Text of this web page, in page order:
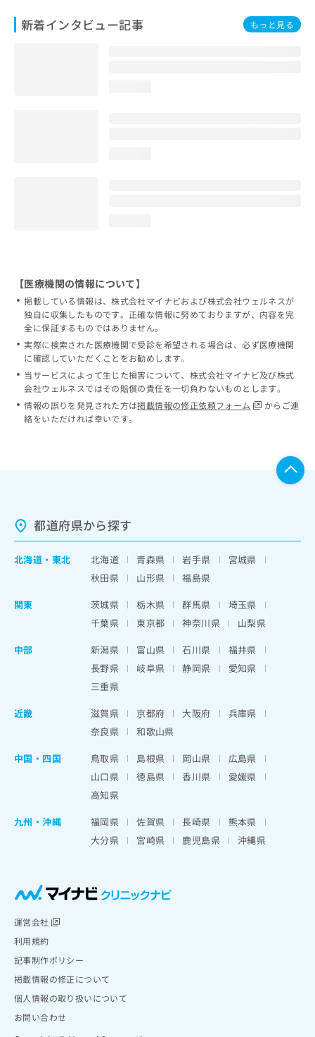
新着インタビュー記事 もっと見る
【医療機関の情報について】
掲載している情報は、株式会社マイナビおよび株式会社ウェルネスが
独自に収集したものです。正確な情報に努めておりますが、内容を完
全に保証するものではありません。
実際に検索された医療機関で受診を希望される場合は、必ず医療機関
に確認していただくことをお勧めします。
当サービスによって生じた損害について、株式会社マイナビ及び株式
会社ウェルネスではその賠償の責任を一切負わないものとします。
情報の誤りを発見された方は掲載情報の修正依頼フォーム
からご連
絡をいただければ幸いです。
都道府県から探す
北海道 ・ 東北 北海道 青森県 岩手県
宮城県
秋田県
山形県
福島県
関東
茨城県 栃木県 群馬県
埼玉県
千葉県
東京都 神奈川県
山梨県
中部
新潟県 富山県 石川県
福井県
長野県
岐阜県 静岡県
愛知県
三重県
近畿
滋賀県 京都府 大阪府
兵庫県
奈良県
和歌山県
中国・四国
鳥取県 島根県 岡山県
広島県
山口県
徳島県 香川県
愛媛県
高知県
九州・沖縄
福岡県 佐賀県 長崎県
熊本県
大分県
宮崎県 鹿児島県 沖縄県
運営会社
利用規約
記事制作ポリシー
掲載情報の修正について
個人情報の取り扱いについて
お問い合わせ